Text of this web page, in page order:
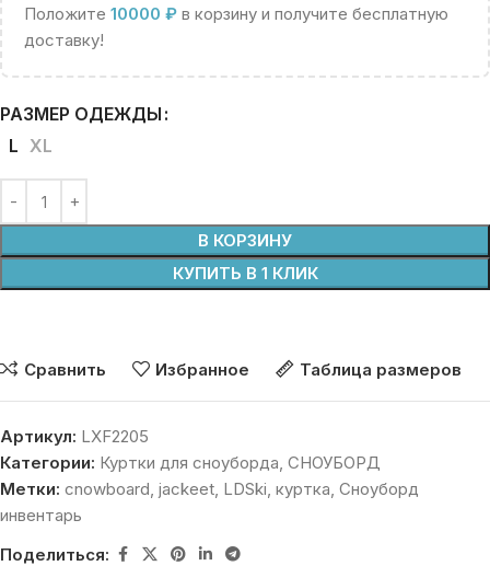
Положите 10000 ₽ в корзину и получите бесплатную
доставку!
РАЗМЕР ОДЕЖДЫ
L XL
В КОРЗИНУ
КУПИТЬ В 1 КЛИК
Сравнить Избранное Таблица размеров
Артикул: LXF2205
Категории: Куртки для сноуборда, СНОУБОРД
Метки: cnowboard, jackeet, LDSki, куртка, Сноуборд
инвентарь
Поделиться: